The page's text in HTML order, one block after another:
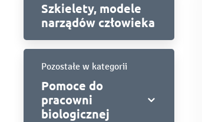
Szkielety, modele
narządów człowieka
Pozostałe w kategorii
Pomoce do
pracowni
biologicznej